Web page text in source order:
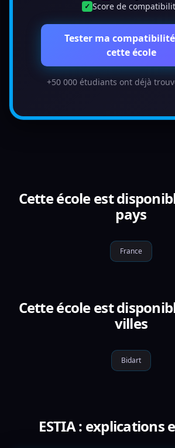
✓ Score de
Tester ma
cette école
+50 000 étudiants ont déjà
Cette école est
pays
France
Cette école est
villes
Bidart
ESTIA : explications